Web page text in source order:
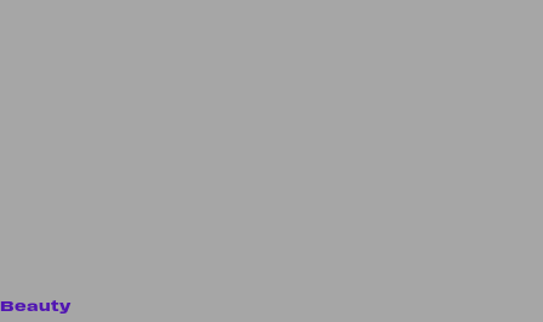
Beauty